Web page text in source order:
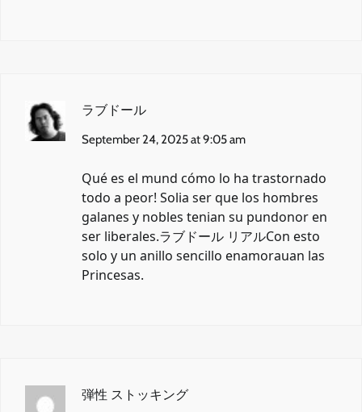
ラブドール
September 24, 2025 at 9:05 am
Qué es el mund cómo lo ha trastornado
todo a peor! Solia ser que los hombres
galanes y nobles tenian su pundonor en
ser liberales.ラブドール リアルCon esto
solo y un anillo sencillo enamorauan las
Princesas.
弾性 ストッキング